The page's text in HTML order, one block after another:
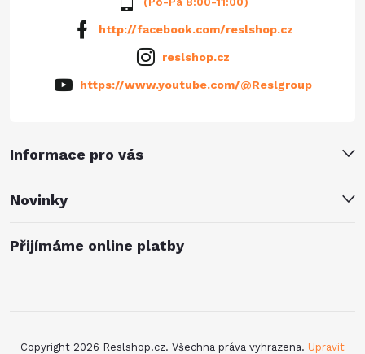
Informace pro vás
Novinky
http://facebook.com/reslshop.cz
reslshop.cz
https://www.youtube.com/@Reslgroup
Přijímáme online platby
Copyright 2026 Reslshop.cz. Všechna práva vyhrazena. Upravit